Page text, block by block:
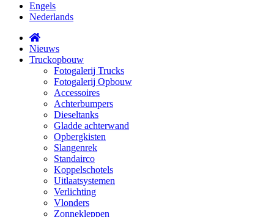
Engels
Nederlands
Nieuws
Truckopbouw
Fotogalerij Trucks
Fotogalerij Opbouw
Accessoires
Achterbumpers
Dieseltanks
Gladde achterwand
Opbergkisten
Slangenrek
Standairco
Koppelschotels
Uitlaatsystemen
Verlichting
Vlonders
Zonnekleppen